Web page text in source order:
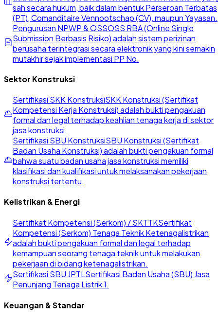
sah secara hukum, baik dalam bentuk Perseroan Terbatas
(PT), Comanditaire Vennootschap (CV), maupun Yayasan.
Pengurusan NPWP & OSSOSS RBA (Online Single
Submission Berbasis Risiko) adalah sistem perizinan
berusaha terintegrasi secara elektronik yang kini semakin
mutakhir sejak implementasi PP No.
Sektor Konstruksi
Sertifikasi SKK KonstruksiSKK Konstruksi (Sertifikat
Kompetensi Kerja Konstruksi) adalah bukti pengakuan
formal dan legal terhadap keahlian tenaga kerja di sektor
jasa konstruksi.
Sertifikasi SBU KonstruksiSBU Konstruksi (Sertifikat
Badan Usaha Konstruksi) adalah bukti pengakuan formal
bahwa suatu badan usaha jasa konstruksi memiliki
klasifikasi dan kualifikasi untuk melaksanakan pekerjaan
konstruksi tertentu.
Kelistrikan & Energi
Sertifikat Kompetensi (Serkom) / SKTTKSertifikat
Kompetensi (Serkom) Tenaga Teknik Ketenagalistrikan
adalah bukti pengakuan formal dan legal terhadap
kemampuan seorang tenaga teknik untuk melakukan
pekerjaan di bidang ketenagalistrikan.
Sertifikasi SBU JPTLSertifikasi Badan Usaha (SBU) Jasa
Penunjang Tenaga Listrik 1.
Keuangan & Standar